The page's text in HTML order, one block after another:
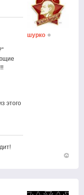
этого
шурко